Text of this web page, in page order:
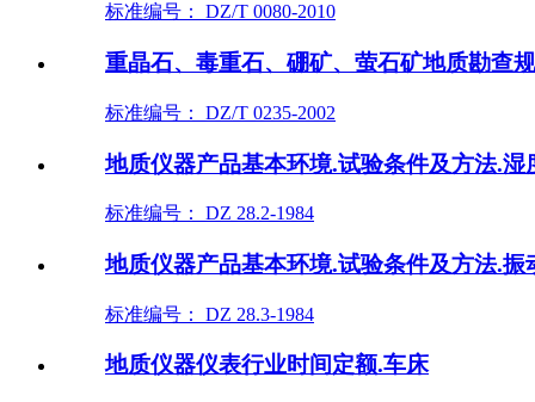
标准编号： DZ/T 0080-2010
重晶石、毒重石、硼矿、萤石矿地质勘查
标准编号： DZ/T 0235-2002
地质仪器产品基本环境.试验条件及方法.湿
标准编号： DZ 28.2-1984
地质仪器产品基本环境.试验条件及方法.振
标准编号： DZ 28.3-1984
地质仪器仪表行业时间定额.车床